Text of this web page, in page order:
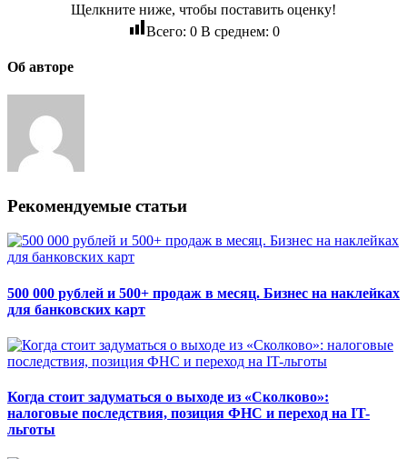
Щелкните ниже, чтобы поставить оценку!
Всего: 0В среднем: 0
Об авторе
Рекомендуемые статьи
500 000 рублей и 500+ продаж в месяц. Бизнес на наклейках
для банковских карт
Когда стоит задуматься о выходе из «Сколково»:
налоговые последствия, позиция ФНС и переход на IT-
льготы